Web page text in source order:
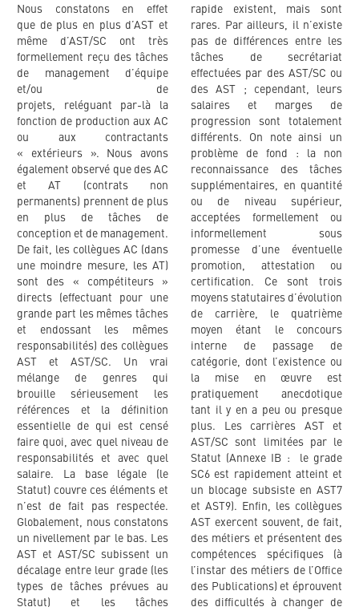
Nous constatons en effet
que de plus en plus d’AST et
même d’AST/SC ont très
formellement reçu des tâches
de management d’équipe
et/ou de
projets, reléguant par-là la
fonction de production aux AC
ou aux contractants
« extérieurs ». Nous avons
également observé que des AC
et AT (contrats non
permanents) prennent de plus
en plus de tâches de
conception et de management.
De fait, les collègues AC (dans
une moindre mesure, les AT)
sont des « compétiteurs »
directs (effectuant pour une
grande part les mêmes tâches
et endossant les mêmes
responsabilités) des collègues
AST et AST/SC. Un vrai
mélange de genres qui
brouille sérieusement les
références et la définition
essentielle de qui est censé
faire quoi, avec quel niveau de
responsabilités et avec quel
salaire. La base légale (le
Statut) couvre ces éléments et
n’est de fait pas respectée.
Globalement, nous constatons
un nivellement par le bas. Les
AST et AST/SC subissent un
décalage entre leur grade (les
types de tâches prévues au
Statut) et les tâches
rapide existent, mais sont
rares. Par ailleurs, il n’existe
pas de différences entre les
tâches de secrétariat
effectuées par des AST/SC ou
des AST ; cependant, leurs
salaires et marges de
progression sont totalement
différents. On note ainsi un
problème de fond : la non
reconnaissance des tâches
supplémentaires, en quantité
ou de niveau supérieur,
acceptées formellement ou
informellement sous
promesse d’une éventuelle
promotion, attestation ou
certification. Ce sont trois
moyens statutaires d’évolution
de carrière, le quatrième
moyen étant le concours
interne de passage de
catégorie, dont l’existence ou
la mise en œuvre est
pratiquement anecdotique
tant il y en a peu ou presque
plus. Les carrières AST et
AST/SC sont limitées par le
Statut (Annexe IB : le grade
SC6 est rapidement atteint et
un blocage subsiste en AST7
et AST9). Enfin, les collègues
AST exercent souvent, de fait,
des métiers et présentent des
compétences spécifiques (à
l’instar des métiers de l’Office
des Publications) et éprouvent
des difficultés à changer de